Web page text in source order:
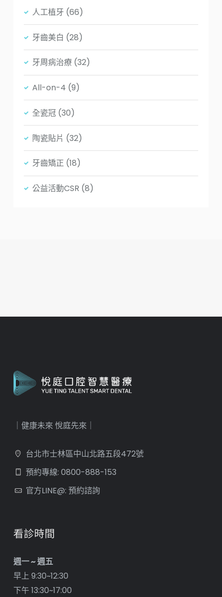
人工植牙 (66)
牙齒美白 (28)
牙周病治療 (32)
All-on-4 (9)
全瓷冠 (30)
陶瓷貼片 (32)
牙齒矯正 (18)
公益活動CSR (8)
｜健康未來 悅庭先來｜
台北市士林區中山北路五段472號
預約專線: 0800-888-153
官方LINE@: 預約諮詢
看診時間
週一 ~ 週五
早上 9:30~12:30
下午 13:30~17:00